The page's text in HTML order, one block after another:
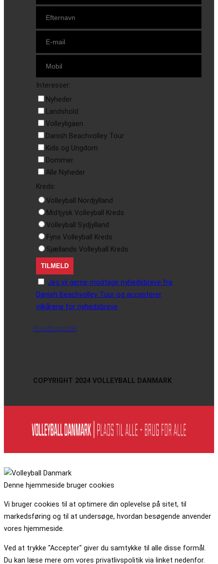
Interesser:
Nyheder
Landshold
Volleyligaen
Danish Beachvolley Tour
Kids og Ungdom
Dommer
Alle Nyheder
Kreds:
Volleyball Nordjylland
Midtjysk Volleyball Kreds
Volleyball Sydjylland
Fyns Volleyball Kreds
Sjællands Volleyball Kreds
Jeg vil gerne modtage nyhedsbreve fra
Danish Beachvolley Tour og accepterer
vilkårene for nyhedsbreve
Privatlivspolitik
COPYRIGHT 2024 VOLLEYBALL DANMARK
Denne hjemmeside bruger cookies
Vi bruger cookies til at optimere din oplevelse på sitet, til
markedsføring og til at undersøge, hvordan besøgende anvender
vores hjemmeside.
Ved at trykke "Accepter" giver du samtykke til alle disse formål.
Du kan læse mere om vores privatlivspolitik via linket nedenfor.